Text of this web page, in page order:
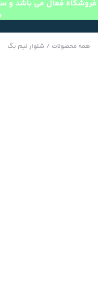
فروشگاه فعال می باشد و
همه محصولات / شلوار نیم بگ